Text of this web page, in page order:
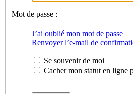
Mot de passe :
J’ai oublié mon mot de passe
Renvoyer l’e-mail de
Se souvenir de moi
Cacher mon statut en ligne